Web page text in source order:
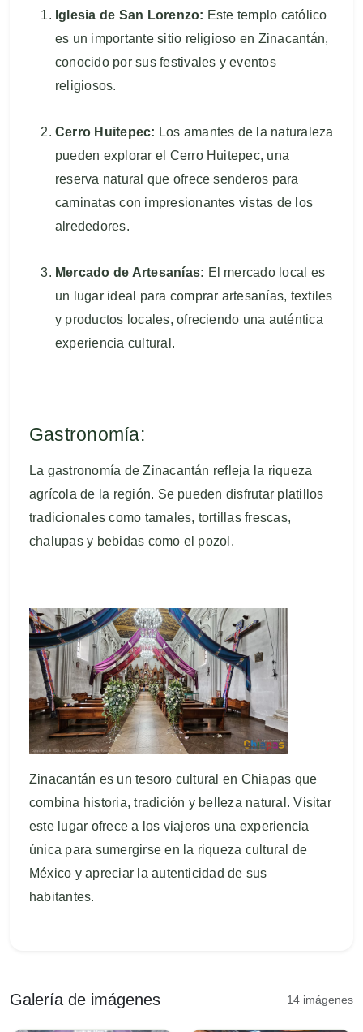
Iglesia de San Lorenzo: Este templo católico
es un importante sitio religioso en Zinacantán,
conocido por sus festivales y eventos
religiosos.
Cerro Huitepec: Los amantes de la naturaleza
pueden explorar el Cerro Huitepec, una
reserva natural que ofrece senderos para
caminatas con impresionantes vistas de los
alrededores.
Mercado de Artesanías: El mercado local es
un lugar ideal para comprar artesanías, textiles
y productos locales, ofreciendo una auténtica
experiencia cultural.
Gastronomía:
La gastronomía de Zinacantán refleja la riqueza
agrícola de la región. Se pueden disfrutar platillos
tradicionales como tamales, tortillas frescas,
chalupas y bebidas como el pozol.
Zinacantán es un tesoro cultural en Chiapas que
combina historia, tradición y belleza natural. Visitar
este lugar ofrece a los viajeros una experiencia
única para sumergirse en la riqueza cultural de
México y apreciar la autenticidad de sus
habitantes.
Galería de imágenes 14 imágenes